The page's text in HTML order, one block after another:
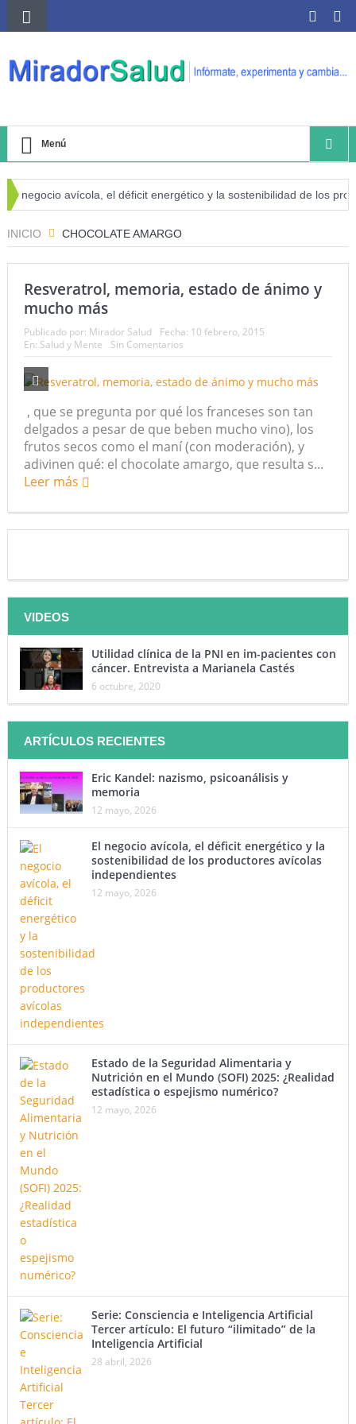
Menú
negocio avícola, el déficit energético y la sostenibilidad de los
INICIO CHOCOLATE AMARGO
Resveratrol, memoria, estado de ánimo y
mucho más
Publicado por: Mirador Salud Fecha: 10 febrero, 2015
En: Salud y Mente Sin Comentarios
, que se pregunta por qué los franceses son tan
delgados a pesar de que beben mucho vino), los
frutos secos como el maní (con moderación), y
adivinen qué: el chocolate amargo, que resulta s...
Leer más
VIDEOS
Utilidad clínica de la PNI en im-pacientes con
cáncer. Entrevista a Marianela Castés
6 octubre, 2020
ARTÍCULOS RECIENTES
Eric Kandel: nazismo, psicoanálisis y
memoria
12 mayo, 2026
El negocio avícola, el déficit energético y la
sostenibilidad de los productores avícolas
independientes
12 mayo, 2026
Estado de la Seguridad Alimentaria y
Nutrición en el Mundo (SOFI) 2025: ¿Realidad
estadística o espejismo numérico?
12 mayo, 2026
Serie: Consciencia e Inteligencia Artificial
Tercer artículo: El futuro “ilimitado” de la
Inteligencia Artificial
28 abril, 2026